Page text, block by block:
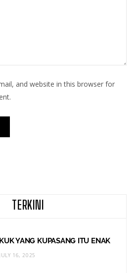
and website in this browser for
TERKINI
KUK YANG KUPASANG ITU ENAK
JULY 16, 2025